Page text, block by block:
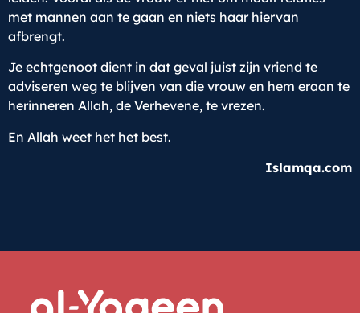
met mannen aan te gaan en niets haar hiervan
afbrengt.
Je echtgenoot dient in dat geval juist zijn vriend te
adviseren weg te blijven van die vrouw en hem eraan te
herinneren Allah, de Verhevene, te vrezen.
En Allah weet het het best.
Islamqa.com